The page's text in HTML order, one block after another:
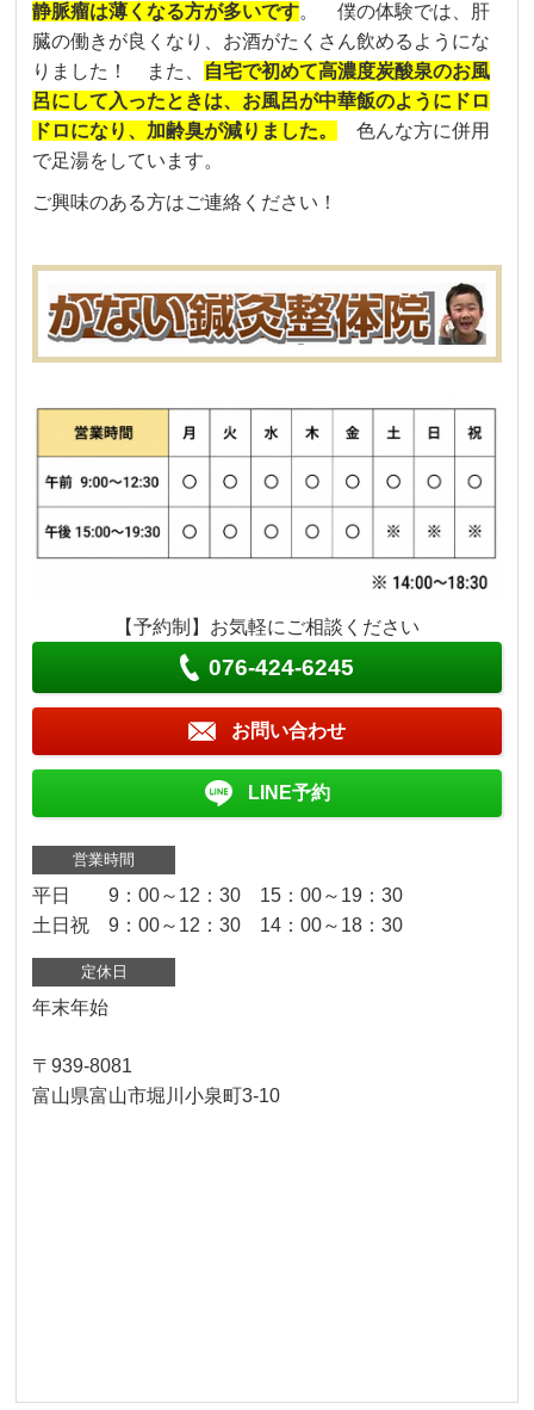
静脈瘤は薄くなる方が多いです。僕の体験では、肝
臓の働きが良くなり、お酒がたくさん飲めるようにな
りました！ また、
自宅で初めて高濃度炭酸泉のお風
呂にして入ったときは、お風呂が中華飯のようにドロ
ドロになり、加齢臭が減りました。
色んな方に併用
で足湯をしています。
ご興味のある方はご連絡ください！
【予約制】お気軽にご相談ください
076-424-6245
お問い合わせ
LINE予約
営業時間
平日 9：00～12：30 15：00～19：30
土日祝 9：00～12：30 14：00～18：30
定休日
年末年始
〒939-8081
富山県富山市堀川小泉町3-10